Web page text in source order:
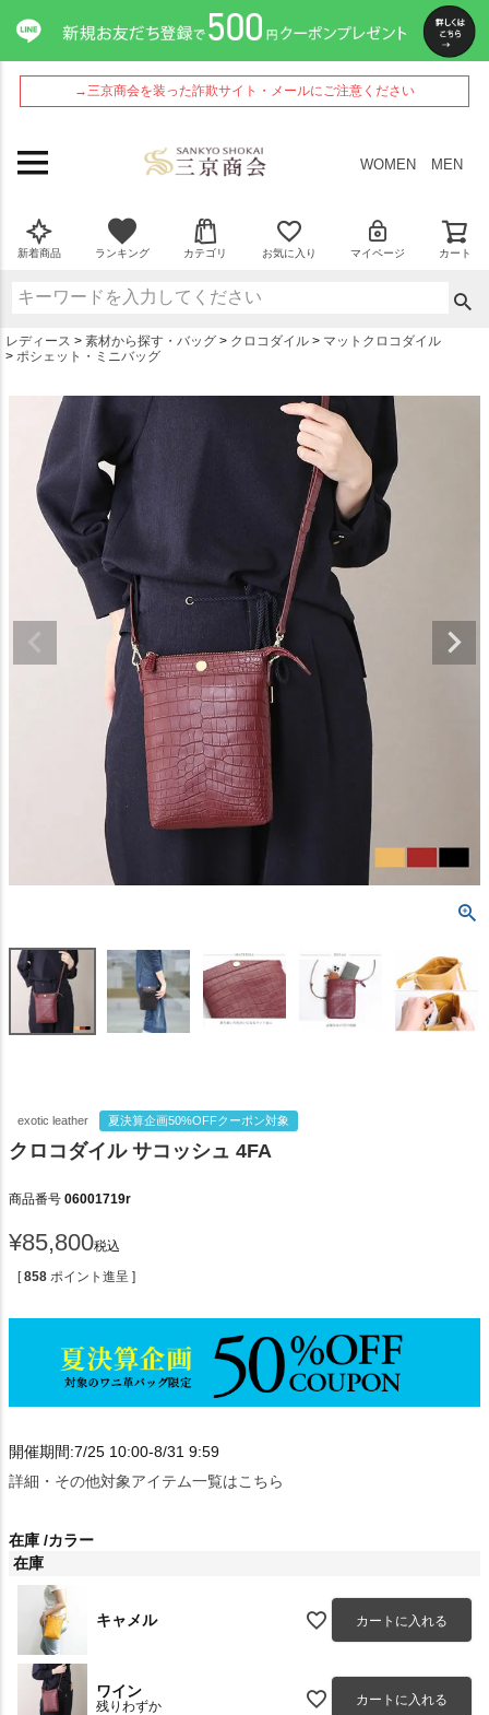
→三京商会を装った詐欺サイト・メールにご注意ください
WOMEN MEN
新着商品 ランキング カテゴリ お気に入り マイページ カート
レディース 素材から探す・バッグ クロコダイル
マットクロコダイル
ポシェット・ミニバッグ
exotic leather 夏決算企画50%OFFクーポン対象
クロコダイル サコッシュ 4FA
商品番号 06001719r
¥85,800税込
[ 858 ポイント進呈 ]
開催期間:7/25 10:00-8/31 9:59
詳細・その他対象アイテム一覧はこちら
在庫 カラー
在庫
キャメル カートに入れる
ワイン
残りわずか カートに入れる
ペー
ジト
ップ
へ